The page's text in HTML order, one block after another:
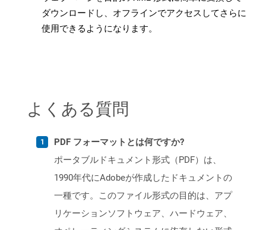
ダウンロードし、オフラインでアクセスしてさらに
使用できるようになります。
よくある質問
PDF フォーマットとは何ですか?
ポータブルドキュメント形式（PDF）は、
1990年代にAdobeが作成したドキュメントの
一種です。このファイル形式の目的は、アプ
リケーションソフトウェア、ハードウェア、